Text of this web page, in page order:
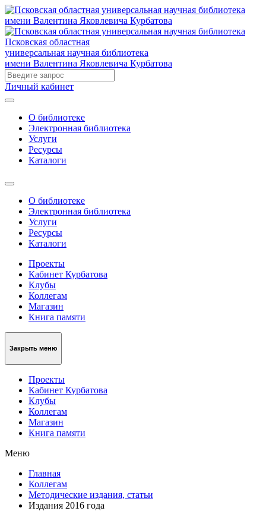
Псковская областная
универсальная научная библиотека
имени Валентина Яковлевича Курбатова
Личный кабинет
О библиотеке
Электронная библиотека
Услуги
Ресурсы
Каталоги
О библиотеке
Электронная библиотека
Услуги
Ресурсы
Каталоги
Проекты
Кабинет Курбатова
Клубы
Коллегам
Магазин
Книга памяти
Закрыть меню
Проекты
Кабинет Курбатова
Клубы
Коллегам
Магазин
Книга памяти
Меню
Главная
Коллегам
Методические издания, статьи
Издания 2016 года